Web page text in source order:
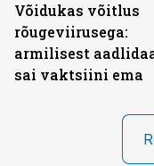
Võidukas võitlus
rõugeviirusega:
armilisest
sai vaktsiini ema